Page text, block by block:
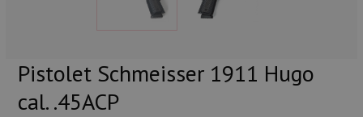
Pistolet Schmeisser 1911 Hugo
cal. .45ACP
Lampes et accessoires